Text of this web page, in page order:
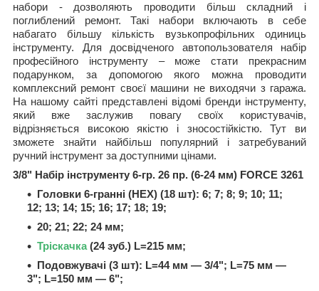
набори - дозволяють проводити більш складний і
поглиблений ремонт. Такі набори включають в себе
набагато більшу кількість вузькопрофільних одиниць
інструменту. Для досвідченого автопользователя набір
професійного інструменту – може стати прекрасним
подарунком, за допомогою якого можна проводити
комплексний ремонт своєї машини не виходячи з гаража.
На нашому сайті представлені відомі бренди інструменту,
який вже заслужив повагу своїх користувачів,
відрізняється високою якістю і зносостійкістю. Тут ви
зможете знайти найбільш популярний і затребуваний
ручний інструмент за доступними цінами.
3/8" Набір інструменту 6-гр. 26 пр. (6-24 мм) FORCE 3261
Головки 6-гранні (HEX) (18 шт): 6; 7; 8; 9; 10; 11;
12; 13; 14; 15; 16; 17; 18; 19;
20; 21; 22; 24 мм;
Тріскачка(24 зуб.) L=215 мм;
Подовжувачі (3 шт): L=44 мм — 3/4"; L=75 мм —
3"; L=150 мм — 6";